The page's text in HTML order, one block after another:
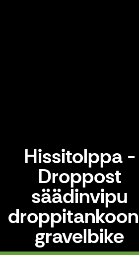
Hissitolppa -
Droppost
säädinvipu
gravelbike